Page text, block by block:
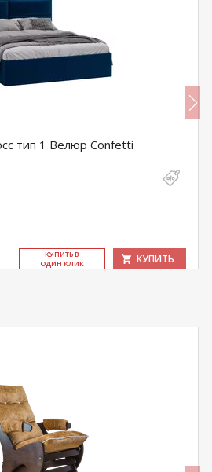
тип 1 Велюр Confetti
КУ­ПИТЬ В
ОДИН КЛИК
КУПИТЬ